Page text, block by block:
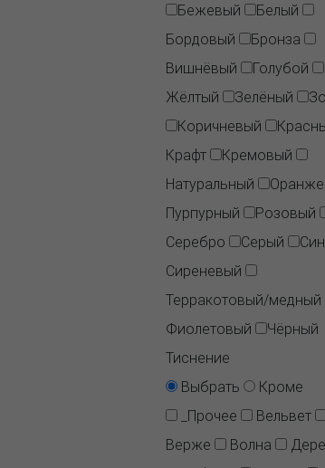
Бежевый
Белый
Бордовый
Бронза
Вишнёвый
Голубой
Жёлтый
Зелёный
Коричневый
Крафт
Кремовый
Натуральный
Пурпурный
Розовый
Серебро
Серый
Сиреневый
Терракотовый/медный
Фиолетовый
Чёрный
Тиснение
Выбрать
Кроме
_Прочее
Вельвет
Верже
Волна